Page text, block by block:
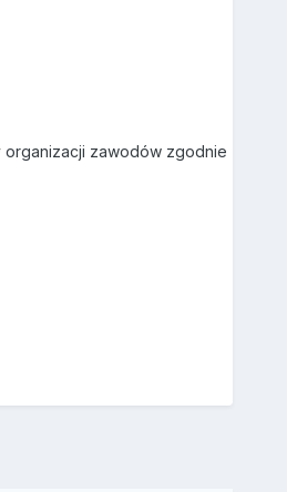
zawodów zgodnie